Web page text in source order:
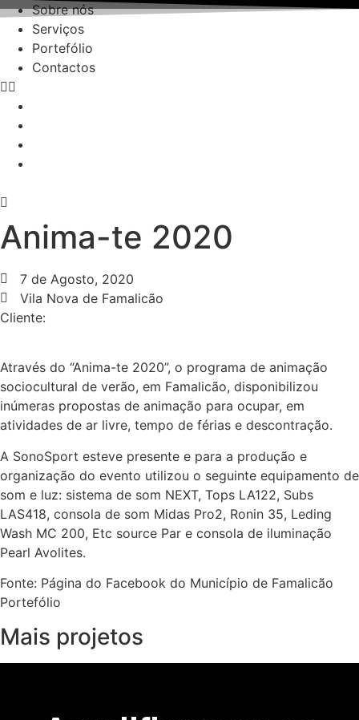
Pular
para
conteúdo
Sobre nós
Serviços
Portefólio
Contactos
Anima-te 2020
7 de Agosto, 2020
Vila Nova de Famalicão
Cliente:
Através do “Anima-te 2020”, o programa de animação
sociocultural de verão, em Famalicão, disponibilizou
inúmeras propostas de animação para ocupar, em
atividades de ar livre, tempo de férias e descontração.
A SonoSport esteve presente e para a produção e
organização do evento utilizou o seguinte equipamento de
som e luz: sistema de som NEXT, Tops LA122, Subs
LAS418, consola de som Midas Pro2, Ronin 35, Leding
Wash MC 200, Etc source Par e consola de iluminação
Pearl Avolites.
Fonte: Página do Facebook do Município de Famalicão
Portefólio
Mais projetos